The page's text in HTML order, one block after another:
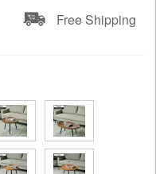
Free Shipping